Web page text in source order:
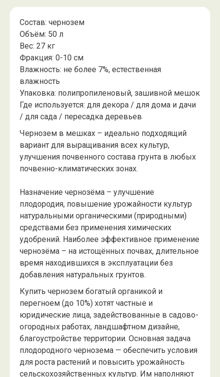
Состав: чернозем
Объём: 50 л
Вес: 27 кг
Фракция: 0-10 см
Влажность: не более 7%, естественная
влажность
Упаковка: полипропиленовый, зашивной мешок
Где используется: для декора / для дома и дачи
/ для сада / пересадка деревьев
Чернозем в мешках – идеально подходящий
вариант для выращивания всех культур,
улучшения почвенного состава грунта в любых
почвенно-климатических зонах.
Назначение чернозёма – улучшение
плодородия, повышение урожайности культур
натуральными органическими (природными)
средствами без применения химических
удобрений. Наиболее эффективное применение
чернозёма – на истощённых почвах, длительное
время находившихся в эксплуатации без
добавления натуральных грунтов.
Купить чернозем богатый органикой и
перегноем (до 10%) хотят частные и
юридические лица, задействованные в садово-
огородных работах, ландшафтном дизайне,
благоустройстве территории. Основная задача
плодородного чернозема — обеспечить условия
для роста растений и повысить урожайность
сельскохозяйственных культур. Им наполняют